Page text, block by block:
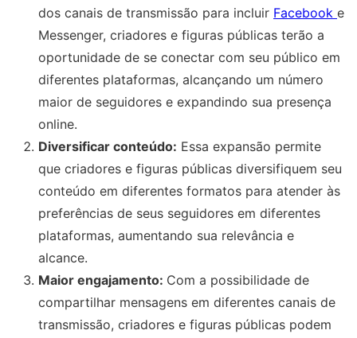
dos canais de transmissão para incluir Facebook e
Messenger, criadores e figuras públicas terão a
oportunidade de se conectar com seu público em
diferentes plataformas, alcançando um número
maior de seguidores e expandindo sua presença
online.
Diversificar conteúdo: Essa expansão permite
que criadores e figuras públicas diversifiquem seu
conteúdo em diferentes formatos para atender às
preferências de seus seguidores em diferentes
plataformas, aumentando sua relevância e
alcance.
Maior engajamento: Com a possibilidade de
compartilhar mensagens em diferentes canais de
transmissão, criadores e figuras públicas podem